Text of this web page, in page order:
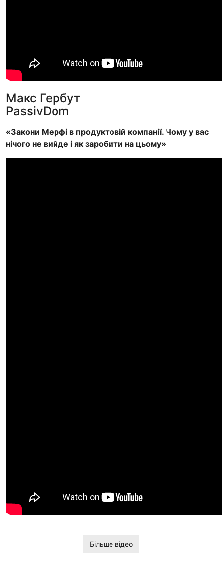
Макс Гербут
PassivDom
«Закони Мерфі в продуктовій компанії. Чому у вас
нічого не вийде і як заробити на цьому»
Більше відео